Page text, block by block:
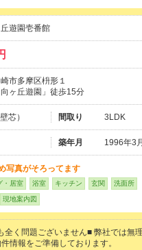
遊園壱番館
市多摩区枡形１
ヶ丘遊園」徒歩15分
壁芯） 間取り 3LDK
築年月 1996年3月
写真がそろってます
・居室 浴室 キッチン 玄関 洗面所
現地案内図
く問題ございません■ 弊社では無
情報をご準備しております。